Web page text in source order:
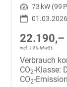
Leistung 73 kW (99
01.03.2026
22.190,–
incl. 19% MwSt.
Verbrauch
CO2-Klasse:
CO2-